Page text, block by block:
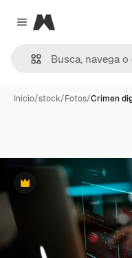
Close menu
Magnific
Inicio/stock/Fotos/Crimen
Premium